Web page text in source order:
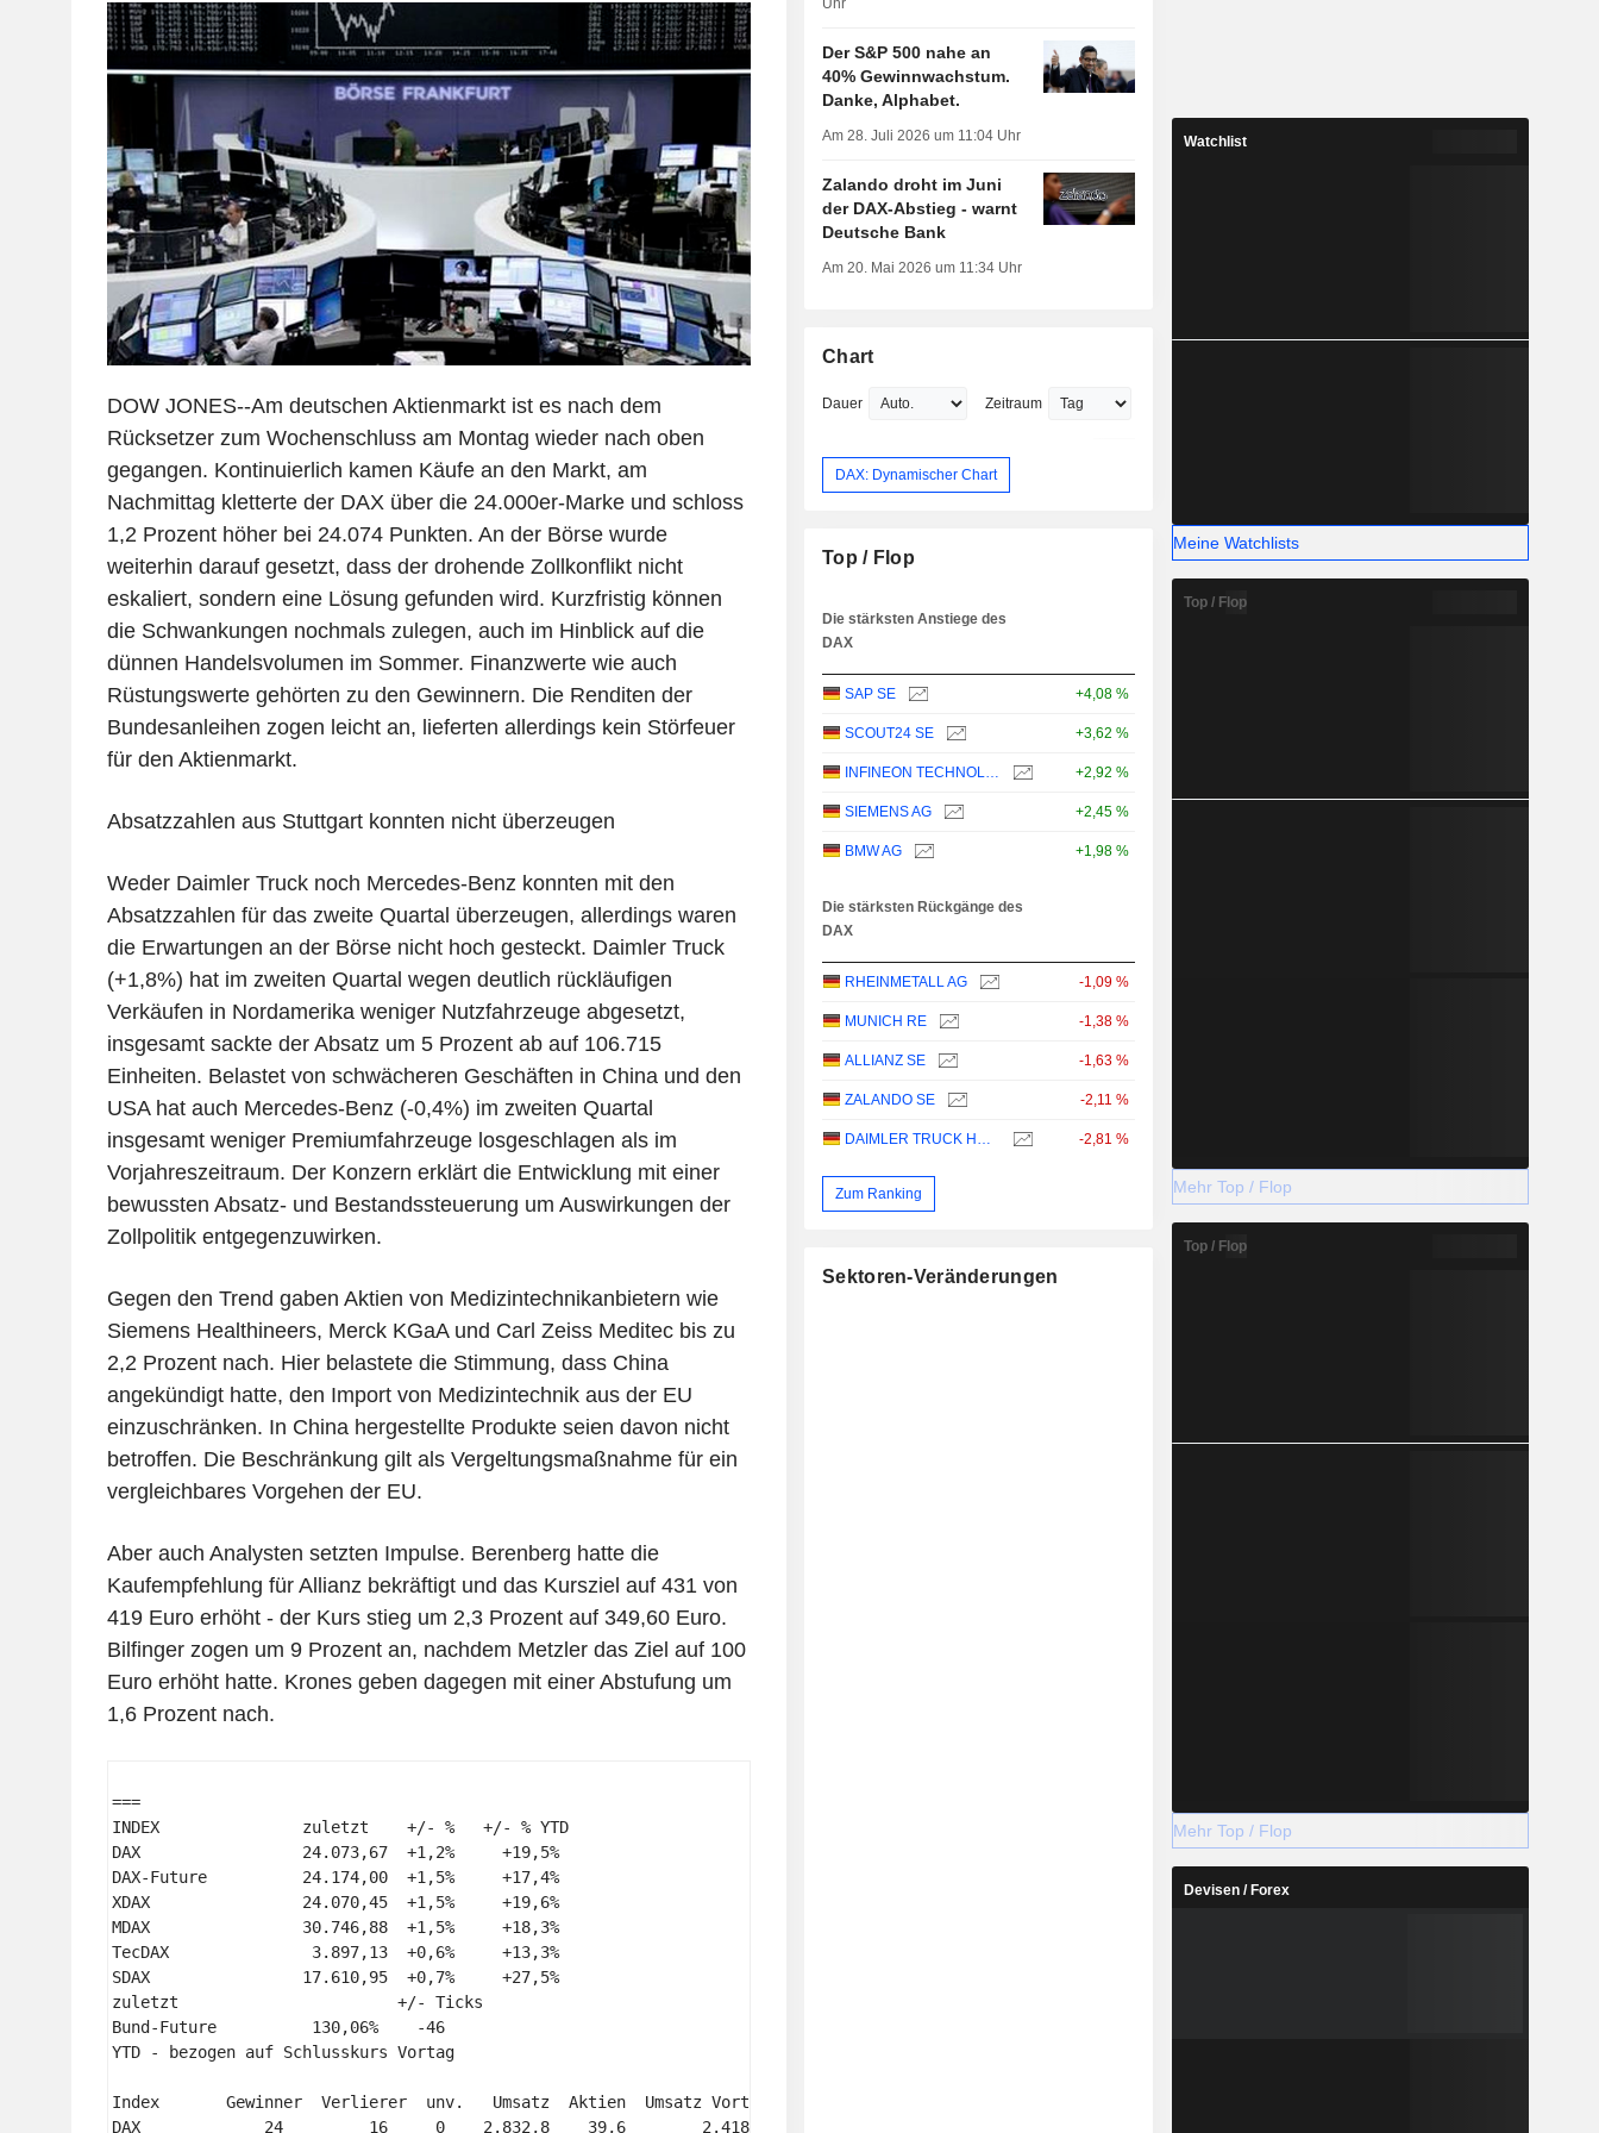
DOW JONES--Am deutschen Aktienmarkt ist es nach dem
Rücksetzer zum Wochenschluss am Montag wieder nach oben
gegangen. Kontinuierlich kamen Käufe an den Markt, am
Nachmittag kletterte der DAX über die 24.000er-Marke und schloss
1,2 Prozent höher bei 24.074 Punkten. An der Börse wurde
weiterhin darauf gesetzt, dass der drohende Zollkonflikt nicht
eskaliert, sondern eine Lösung gefunden wird. Kurzfristig können
die Schwankungen nochmals zulegen, auch im Hinblick auf die
dünnen Handelsvolumen im Sommer. Finanzwerte wie auch
Rüstungswerte gehörten zu den Gewinnern. Die Renditen der
Bundesanleihen zogen leicht an, lieferten allerdings kein Störfeuer
für den Aktienmarkt.
Absatzzahlen aus Stuttgart konnten nicht überzeugen
Weder Daimler Truck noch Mercedes-Benz konnten mit den
Absatzzahlen für das zweite Quartal überzeugen, allerdings waren
die Erwartungen an der Börse nicht hoch gesteckt. Daimler Truck
(+1,8%) hat im zweiten Quartal wegen deutlich rückläufigen
Verkäufen in Nordamerika weniger Nutzfahrzeuge abgesetzt,
insgesamt sackte der Absatz um 5 Prozent ab auf 106.715
Einheiten. Belastet von schwächeren Geschäften in China und den
USA hat auch Mercedes-Benz (-0,4%) im zweiten Quartal
insgesamt weniger Premiumfahrzeuge losgeschlagen als im
Vorjahreszeitraum. Der Konzern erklärt die Entwicklung mit einer
bewussten Absatz- und Bestandssteuerung um Auswirkungen der
Zollpolitik entgegenzuwirken.
Gegen den Trend gaben Aktien von Medizintechnikanbietern wie
Siemens Healthineers, Merck KGaA und Carl Zeiss Meditec bis zu
2,2 Prozent nach. Hier belastete die Stimmung, dass China
angekündigt hatte, den Import von Medizintechnik aus der EU
einzuschränken. In China hergestellte Produkte seien davon nicht
betroffen. Die Beschränkung gilt als Vergeltungsmaßnahme für ein
vergleichbares Vorgehen der EU.
Aber auch Analysten setzten Impulse. Berenberg hatte die
Kaufempfehlung für Allianz bekräftigt und das Kursziel auf 431 von
419 Euro erhöht - der Kurs stieg um 2,3 Prozent auf 349,60 Euro.
Bilfinger zogen um 9 Prozent an, nachdem Metzler das Ziel auf 100
Euro erhöht hatte. Krones geben dagegen mit einer Abstufung um
1,6 Prozent nach.
===
INDEX               zuletzt    +/- %   +/- % YTD
DAX                 24.073,67  +1,2%     +19,5%
DAX-Future          24.174,00  +1,5%     +17,4%
XDAX                24.070,45  +1,5%     +19,6%
MDAX                30.746,88  +1,5%     +18,3%
TecDAX               3.897,13  +0,6%     +13,3%
SDAX                17.610,95  +0,7%     +27,5%
zuletzt                       +/- Ticks
Bund-Future          130,06%    -46
YTD - bezogen auf Schlusskurs Vortag
Index       Gewinner  Verlierer  unv.   Umsatz  Aktien  Umsatz Vortag  Aktien Vortag
DAX             24         16     0    2.832,8    39,6        2.418,0           34,2
Uhr
Der S&P 500 nahe an
40% Gewinnwachstum.
Danke, Alphabet.
Am 28. Juli 2026 um 11:04 Uhr
Zalando droht im Juni
der DAX-Abstieg - warnt
Deutsche Bank
Am 20. Mai 2026 um 11:34 Uhr
Chart
Dauer Zeitraum
DAX: Dynamischer Chart
Top / Flop
Die stärksten Anstiege des
DAX
SAP SE +4,08 %
SCOUT24 SE +3,62 %
INFINEON TECHNOLOGIES AG +2,92 %
SIEMENS AG +2,45 %
BMW AG +1,98 %
Die stärksten Rückgänge des
DAX
RHEINMETALL AG -1,09 %
MUNICH RE -1,38 %
ALLIANZ SE -1,63 %
ZALANDO SE -2,11 %
DAIMLER TRUCK HOLDING AG -2,81 %
Zum Ranking
Sektoren-Veränderungen
Watchlist
Meine Watchlists
Top / Flop
Mehr Top / Flop
Top / Flop
Mehr Top / Flop
Devisen / Forex